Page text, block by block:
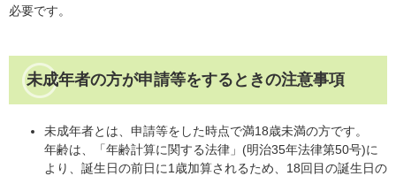
必要です。
未成年者の方が申請等をするときの注意事項
未成年者とは、申請等をした時点で満18歳未満の方です。
年齢は、「年齢計算に関する法律」(明治35年法律第50号)に
より、誕生日の前日に1歳加算されるため、18回目の誕生日の